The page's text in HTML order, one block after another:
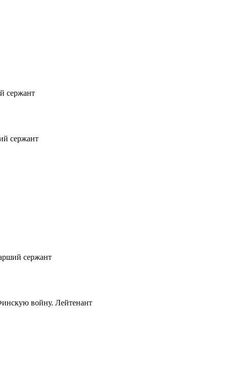
сержант
сержант
сержант
войну. Лейтенант